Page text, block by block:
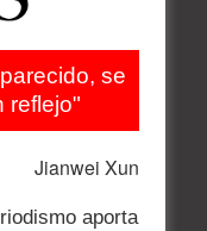
se
reflejo"
Jianwei Xun
aporta